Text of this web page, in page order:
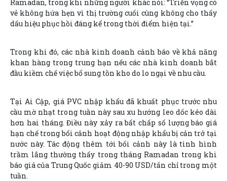
Ramadan, trong khi những người khác nói: “Triển vọng có
vẻ không hứa hẹn vì thị trường cuối cùng không cho thấy
dấu hiệu phục hồi đáng kể trong thời điểm hiện tại.”
Trong khi đó, các nhà kinh doanh cảnh báo về khả năng
khan hàng trong trung hạn nếu các nhà kinh doanh bắt
đầu kiềm chế việc bổ sung tồn kho do lo ngại về nhu cầu.
Tại Ai Cập, giá PVC nhập khẩu đã khuất phục trước nhu
cầu mờ nhạt trong tuần này sau xu hướng leo dốc kéo dài
hơn hai tháng. Điều này xảy ra bất chấp số lượng báo giá
hạn chế trong bối cảnh hoạt động nhập khẩu bị cản trở tại
nước này. Tác động thêm tới bối cảnh này là tình hình
trầm lắng thường thấy trong tháng Ramadan trong khi
báo giá của Trung Quốc giảm 40-90 USD/tấn chỉ trong một
tuần.